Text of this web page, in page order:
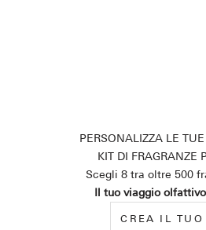
PERSONALIZZA LE
KIT DI FRAGRANZE
Scegli 8 tra oltre 500
Il tuo viaggio
CREA IL TUO